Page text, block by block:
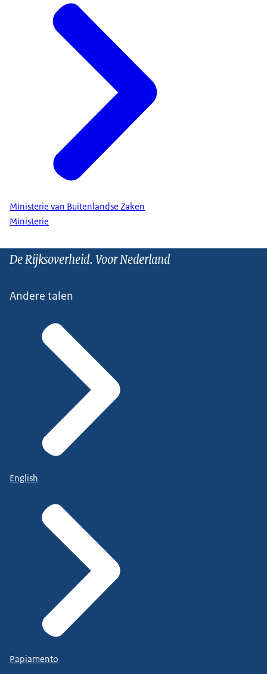
Ministerie van Buitenlandse Zaken
Ministerie
De Rijksoverheid. Voor Nederland
Andere talen
English
Papiamento